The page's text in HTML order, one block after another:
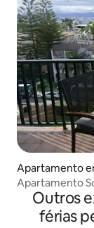
Apartamento
Apartamento
Outros
férias